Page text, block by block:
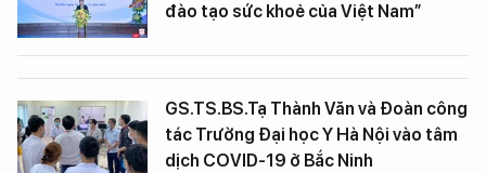
đào tạo sức khoẻ của Việt Nam”
GS.TS.BS.Tạ Thành Văn và Đoàn công
tác Trường Đại học Y Hà Nội vào tâm
dịch COVID-19 ở Bắc Ninh